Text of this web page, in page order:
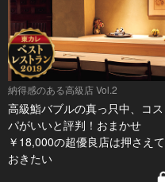
納得感のある高級店 Vol.2
高級鮨バブルの真っ只中、コス
パがいいと評判！おまかせ
￥18,000の超優良店は押さえて
おきたい